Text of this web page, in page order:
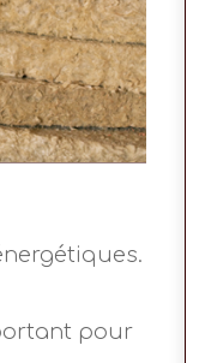
pour